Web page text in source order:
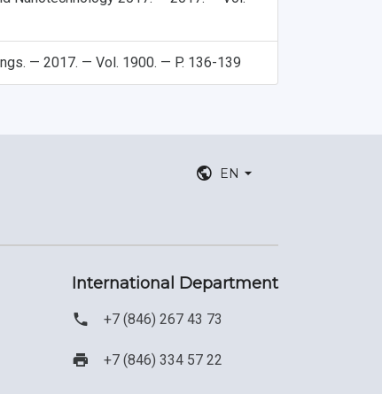
— 2017. — Vol. 1900. — P. 136-139
EN
International Department
+7 (846) 267 43 73
+7 (846) 334 57 22